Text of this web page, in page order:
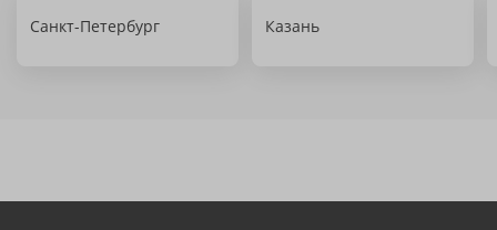
Санкт-Петербург Казань